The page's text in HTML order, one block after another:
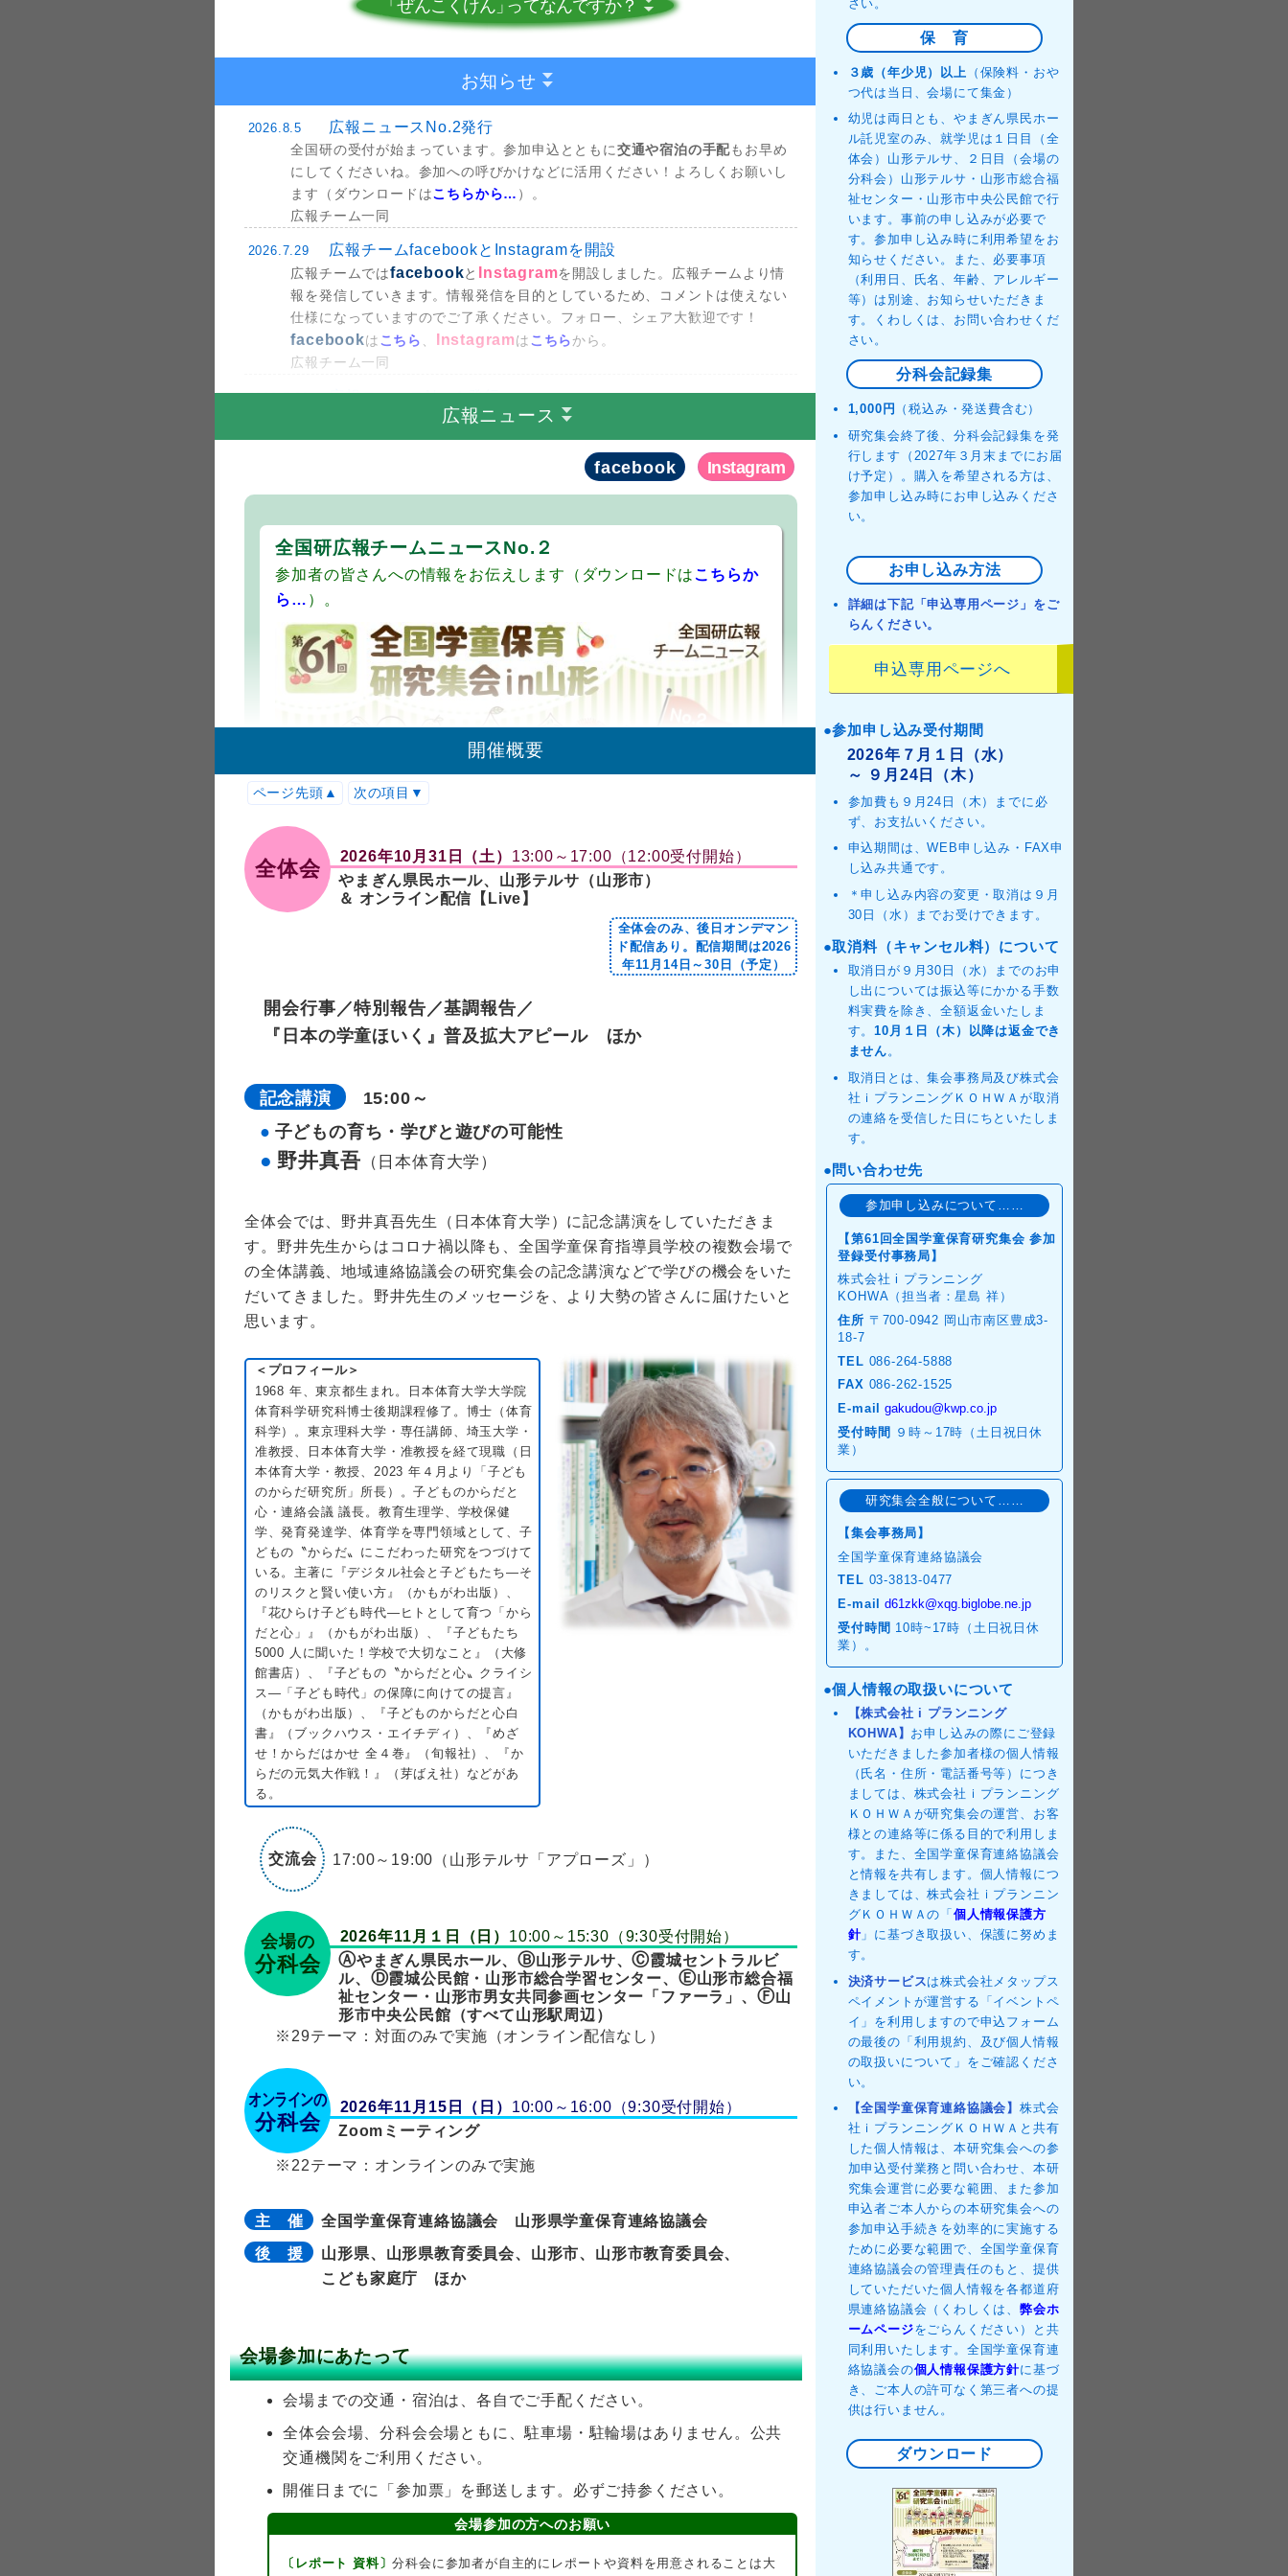
「ぜんこくけん」ってなんですか？
お知らせ
2026.8.5 広報ニュースNo.2発行
全国研の受付が始まっています。参加申込とともに交通や宿泊の手配もお早め
にしてくださいね。参加への呼びかけなどに活用ください！よろしくお願いし
ます（ダウンロードはこちらから… ）。
広報チーム一同
2026.7.29 広報チームfacebookとInstagramを開設
広報チームではfacebookと Instagramを開設しました。広報チームより情
報を発信していきます。情報発信を目的としているため、コメントは使えない
仕様になっていますのでご了承ください。フォロー、シェア大歓迎です！
facebookはこちら Instagramはこちらから。
広報チーム一同
2026.7.29 広報ニュースNo.１発行
第61回全国学童保育研究集会においても広報チームで活動をすることになりま
した。今後、ニュース発行やSNSでの発信など進めていきますのでよろしくお
全国研の受付が始まっています。参加への呼びかけなどに活用ください！よろ
広報チーム一同
2026.7.1
第３分科会-② 「市区町村の連絡協議会づくりと活性化」
の会場が、リーフレッ
ト記載の【山形市中央公民館】から
同参画センター「ファーラ」】に変わりました。参加受付の「申込フォーム」
や「FAX申込用紙」は訂正済みです。
2026.7.1 参加申込受付開始
第61回全国学童保育研究集会の参加申し込みの受付を開始しました。申し込み
締め切りは９月24日（木）【会場参加・オンライン参加共通】です。早めのお
2026.6.12 リーフレット掲載
今集会のリーフレットを掲載しました。【
2026.5.29
今集会のポスターができました。ぜひご活用ください。 【ダウンロードへ】
2026.4.17 後 援 こども家庭庁
第61回全国学童保育研究集会への、こども家庭庁後援の名義の使用が、承認さ
11月１日（日）開催の分科会の会場は６か所に分かれます。ＪＲ山形駅前に３
会場があり、ＪＲ山形駅を中心に１kmほどの距離にもう３会場があります。
覧、申し込み方法など、全国研に関わる情報をお届けします。
広報ニュース
facebook Instagram
全国研広報チームニュースNo.２
参加者の皆さんへの情報をお伝えします（ダウンロードはこちらか
ら… ）。
開催概要
ページ先頭▲ 次の項目▼
全体会
2026年10月31日（土） 13:00～17:00（12:00受付開始）
やまぎん県民ホール、山形テルサ（山形市）
＆ オンライン配信【Live】
全体会のみ、後日オンデマン
ド配信あり。配信期間は2026
年11月14日～30日（予定）
開会行事／特別報告／基調報告／
『日本の学童ほいく』普及拡大アピール ほか
記念講演
15:00～
子どもの育ち・学びと遊びの可能性
野井真吾 （日本体育大学）
全体会では、野井真吾先生（日本体育大学）に記念講演をしていただきま
す。野井先生からはコロナ禍以降も、全国学童保育指導員学校の複数会場で
の全体講義、地域連絡協議会の研究集会の記念講演などで学びの機会をいた
だいてきました。野井先生のメッセージを、より大勢の皆さんに届けたいと
思います。
＜プロフィール＞
1968 年、東京都生まれ。日本体育大学大学院
体育科学研究科博士後期課程修了。博士（体育
科学）。東京理科大学・専任講師、埼玉大学・
准教授、日本体育大学・准教授を経て現職（日
本体育大学・教授、2023 年４月より「子ども
のからだ研究所」所長）。子どものからだと
心・連絡会議 議長。教育生理学、学校保健
学、発育発達学、体育学を専門領域として、子
どもの〝からだ〟にこだわった研究をつづけて
いる。主著に『デジタル社会と子どもたち―そ
のリスクと賢い使い方』（かもがわ出版）、
『花ひらけ子ども時代―ヒトとして育つ「から
だと心」』（かもがわ出版）、『子どもたち
5000 人に聞いた！学校で大切なこと』（大修
館書店）、『子どもの〝からだと心〟クライシ
ス―「子ども時代」の保障に向けての提言』
（かもがわ出版）、『子どものからだと心白
書』（ブックハウス・エイチディ）、『めざ
せ！からだはかせ 全４巻』（旬報社）、『か
らだの元気大作戦！』（芽ばえ社）などがあ
る。
交流会 17:00～19:00 （山形テルサ「アプローズ」）
会場の
分科会
2026年11月１日（日） 10:00～15:30（9:30受付開始）
Ⓐやまぎん県民ホール、 Ⓑ山形テルサ、Ⓒ霞城セントラルビ
ル、 Ⓓ霞城公民館・山形市総合学習センター、 Ⓔ山形市総合福
祉センター・山形市男女共同参画センター「ファーラ」、 Ⓕ山
形市中央公民館（すべて山形駅周辺）
※29テーマ：対面のみで実施（オンライン配信なし）
オンラインの
分科会
2026年11月15日（日） 10:00～16:00（9:30受付開始）
Zoomミーティング
※22テーマ：オンラインのみで実施
主 催 全国学童保育連絡協議会 山形県学童保育連絡協議会
後 援
山形県、山形県教育委員会、山形市、山形市教育委員会、
こども家庭庁 ほか
会場参加にあたって
会場までの交通・宿泊は、各自でご手配ください。
全体会会場、分科会会場ともに、駐車場・駐輪場はありません。公共
交通機関をご利用ください。
開催日までに「参加票」を郵送します。必ずご持参ください。
会場参加の方へのお願い
〔レポート 資料〕分科会に参加者が自主的にレポートや資料を用意されることは大
さい。
保 育
３歳（年少児）以上
（保険料・おや
つ代は当日、会場にて集金）
幼児は両日とも、やまぎん県民ホー
ル託児室のみ、就学児は１日目（全
体会）山形テルサ、２日目（会場の
分科会）山形テルサ・山形市総合福
祉センター・山形市中央公民館で行
います。事前の申し込みが必要で
す。参加申し込み時に利用希望をお
知らせください。また、必要事項
（利用日、氏名、年齢、アレルギー
等）は別途、お知らせいただきま
す。くわしくは、お問い合わせくだ
さい。
分科会記録集
1,000円
（税込み・発送費含む）
研究集会終了後、分科会記録集を発
行します（2027年３月末までにお届
け予定）。購入を希望される方は、
参加申し込み時にお申し込みくださ
い。
お申し込み方法
詳細は下記「申込専用ページ」をご
らんください。
申込専用ページへ
参加申し込み受付期間
2026年７月１日（水）
～ ９月24日（木）
参加費も９月24日（木）までに必
ず、お支払いください。
申込期間は、WEB申し込み・FAX申
し込み共通です。
＊申し込み内容の変更・取消は９月
30日（水）までお受けできます。
取消料（キャンセル料）について
取消日が９月30日（水）までのお申
し出については振込等にかかる手数
料実費を除き、全額返金いたしま
す。10月１日（木）以降は返金でき
ません。
取消日とは、集会事務局及び株式会
社ｉプランニングＫＯＨＷＡが取消
の連絡を受信した日にちといたしま
す。
問い合わせ先
参加申し込みについて……
【第61回全国学童保育研究集会 参加
登録受付事務局】
株式会社 i プランニング
KOHWA（担当者：星島 祥）
住所 〒700-0942 岡山市南区豊成3-
18-7
TEL 086-264-5888
FAX 086-262-1525
E-mail
gakudou@kwp.co.jp
受付時間 ９時～17時（土日祝日休
業）
研究集会全般について……
【集会事務局】
全国学童保育連絡協議会
TEL 03-3813-0477
E-mail
d61zkk@xqg.biglobe.ne.jp
受付時間 10時~17時（土日祝日休
業）。
個人情報の取扱いについて
【株式会社 i プランニング
KOHWA】 お申し込みの際にご登録
いただきました参加者様の個人情報
（氏名・住所・電話番号等）につき
ましては、株式会社ｉプランニング
ＫＯＨＷＡが研究集会の運営、お客
様との連絡等に係る目的で利用しま
す。また、全国学童保育連絡協議会
と情報を共有します。個人情報につ
きましては、株式会社ｉプランニン
グＫＯＨＷＡの「 個人情報保護方
針 」に基づき取扱い、保護に努めま
す。
決済サービスは株式会社メタップス
ペイメントが運営する「イベントペ
イ」を利用しますので申込フォーム
の最後の「利用規約、及び個人情報
の取扱いについて」をご確認くださ
い。
【全国学童保育連絡協議会】 株式会
社ｉプランニングＫＯＨＷＡと共有
した個人情報は、本研究集会への参
加申込受付業務と問い合わせ、本研
究集会運営に必要な範囲、また参加
申込者ご本人からの本研究集会への
参加申込手続きを効率的に実施する
ために必要な範囲で、全国学童保育
連絡協議会の管理責任のもと、提供
していただいた個人情報を各都道府
県連絡協議会（くわしくは、 弊会ホ
ームページをごらんください）と共
同利用いたします。全国学童保育連
絡協議会の個人情報保護方針に基づ
き、ご本人の許可なく第三者への提
供は行いません。
ダウンロード